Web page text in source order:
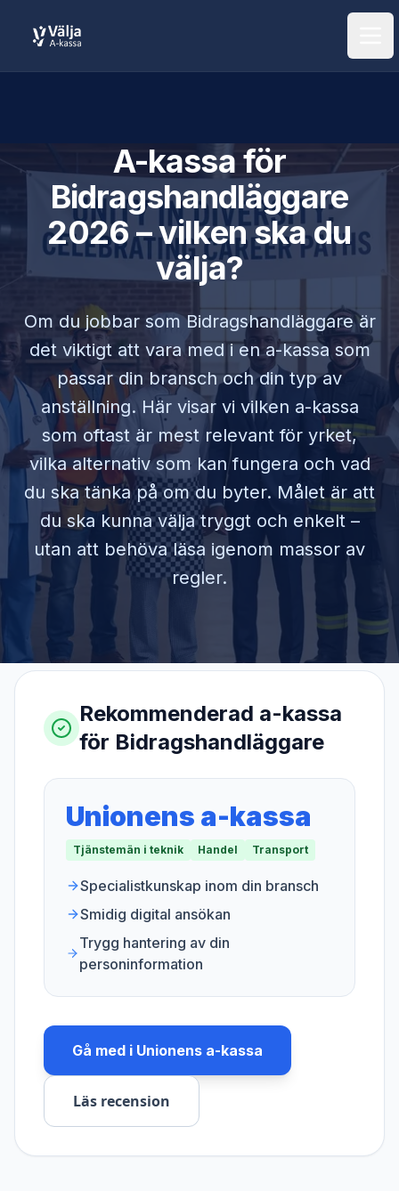
A-kassa för
Bidragshandläggare
2026 – vilken ska du
välja?
Om du jobbar somBidragshandläggareär
det viktigt att vara med i en a-kassa som
passar din bransch och din typ av
anställning. Här visar vi vilken a-kassa
som oftast är mest relevant för yrket,
vilka alternativ som kan fungera och vad
du ska tänka på om du byter. Målet är att
du ska kunna välja tryggt och enkelt –
utan att behöva läsa igenom massor av
regler.
Rekommenderad a-kassa
för Bidragshandläggare
Unionens a-kassa
Tjänstemän i teknik Handel Transport
Specialistkunskap inom din bransch
Smidig digital ansökan
Trygg hantering av din
personinformation
Gå med i Unionens a-kassa
Läs recension